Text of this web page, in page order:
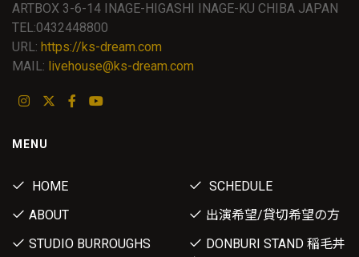
ARTBOX 3-6-14 INAGE-HIGASHI INAGE-KU CHIBA JAPAN
TEL:0432448800
URL: https://ks-dream.com
MAIL: livehouse@ks-dream.com
MENU
HOME
SCHEDULE
ABOUT
出演希望/貸切希望の方
STUDIO BURROUGHS
DONBURI STAND 稲毛丼